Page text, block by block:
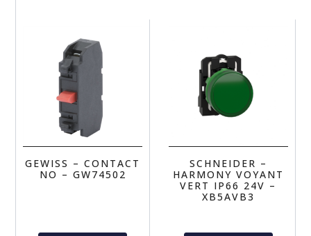
GEWISS – CONTACT
NO – GW74502
SCHNEIDER –
HARMONY VOYANT
VERT IP66 24V –
XB5AVB3